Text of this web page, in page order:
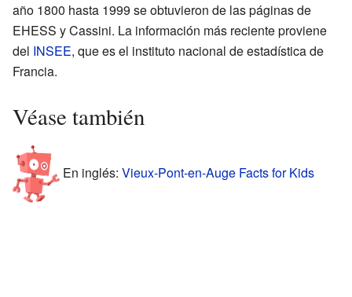
año 1800 hasta 1999 se obtuvieron de las páginas de
EHESS y Cassini. La información más reciente proviene
del INSEE, que es el instituto nacional de estadística de
Francia.
Véase también
En inglés: Vieux-Pont-en-Auge Facts for Kids